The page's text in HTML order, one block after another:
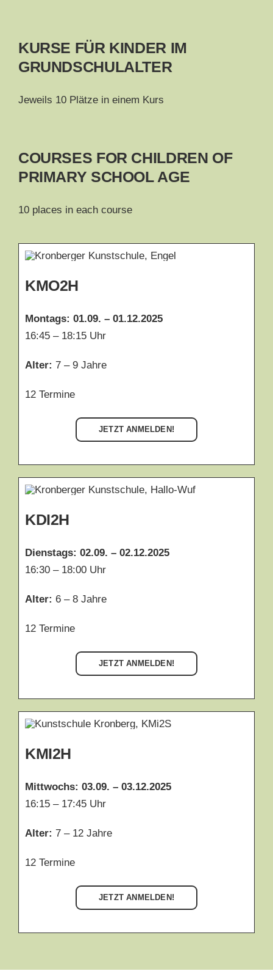
KURSE FÜR KINDER IM
GRUNDSCHULALTER
Jeweils 10 Plätze in einem Kurs
COURSES FOR CHILDREN OF
PRIMARY SCHOOL AGE
10 places in each course
KMO2H
Montags: 01.09. – 01.12.2025
16:45 – 18:15 Uhr
Alter: 7 – 9 Jahre
12 Termine
JETZT ANMELDEN!
KDI2H
Dienstags: 02.09. – 02.12.2025
16:30 – 18:00 Uhr
Alter: 6 – 8 Jahre
12 Termine
JETZT ANMELDEN!
KMI2H
Mittwochs: 03.09. – 03.12.2025
16:15 – 17:45 Uhr
Alter: 7 – 12 Jahre
12 Termine
JETZT ANMELDEN!